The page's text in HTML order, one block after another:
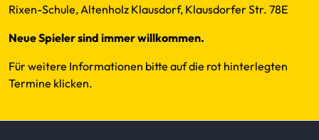
Rixen-Schule, Altenholz Klausdorf, Klausdorfer Str. 78E
Neue Spieler sind immer willkommen.
Für weitere Informationen bitte auf die rot hinterlegten
Termine klicken.